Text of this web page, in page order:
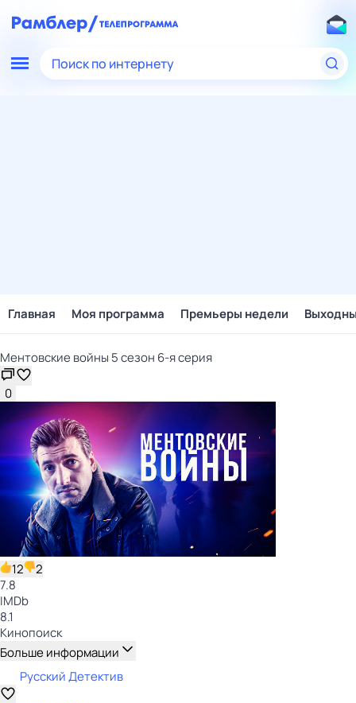
Поиск по интернету
Главная Моя программа Премьеры недели
Ментовские войны 5 сезон 6-я серия
0
12
2
7.8
IMDb
8.1
Кинопоиск
Больше информации
Русский Детектив